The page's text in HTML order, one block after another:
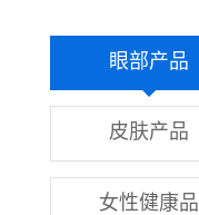
眼部产品
皮肤产品
女性健康品